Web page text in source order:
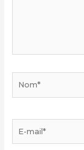
mail*